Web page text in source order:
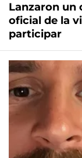
Lanzaron un
oficial de la
participar